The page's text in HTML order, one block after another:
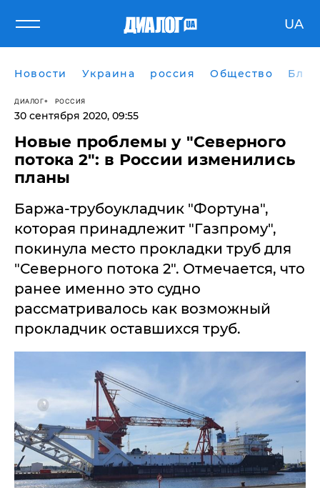
UA
Новости Украина россия Общество
ДИАЛОГ РОССИЯ
30 сентября 2020, 09:55
Новые проблемы у "Северного
потока 2": в России изменились
планы
Баржа-трубоукладчик "Фортуна",
которая принадлежит "Газпрому",
покинула место прокладки труб для
"Северного потока 2". Отмечается, что
ранее именно это судно
рассматривалось как возможный
прокладчик оставшихся труб.